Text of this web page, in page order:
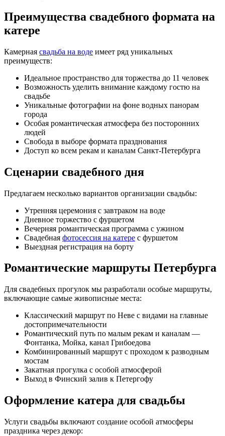
Преимущества свадебного формата на
катере
Камерная свадьба на воде имеет ряд уникальных
преимуществ:
Идеальное пространство для торжества до 11 человек
Возможность уделить внимание каждому гостю на
свадьбе
Уникальные фотографии на фоне водных панорам
города
Особая романтическая атмосфера без посторонних
людей
Свобода в выборе формата празднования
Доступ ко всем рекам и каналам Санкт-Петербурга
Сценарии свадебного дня
Предлагаем несколько вариантов организации свадьбы:
Утренняя церемония с завтраком на воде
Дневное торжество с фуршетом
Вечерняя романтическая программа с ужином
Свадебная фотосессия на катере с фуршетом
Выездная регистрация на борту
Романтические маршруты Петербурга
Для свадебных прогулок мы разработали особые маршруты,
включающие самые живописные места:
Классический маршрут по Неве с видами на главные
достопримечательности
Романтический путь по малым рекам и каналам —
Фонтанка, Мойка, канал Грибоедова
Комбинированный маршрут с проходом к разводным
мостам
Закатная прогулка с особой атмосферой
Выход в Финский залив к Петергофу
Оформление катера для свадьбы
Услуги свадьбы включают создание особой атмосферы
праздника через декор: